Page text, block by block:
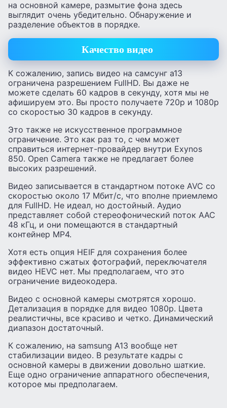
на основной камере, размытие фона здесь
выглядит очень убедительно. Обнаружение и
разделение объектов в порядке.
Качество видео
К сожалению, запись видео на самсунг а13
ограничена разрешением FullHD. Вы даже не
можете сделать 60 кадров в секунду, хотя мы не
афишируем это. Вы просто получаете 720p и 1080p
со скоростью 30 кадров в секунду.
Это также не искусственное программное
ограничение. Это как раз то, с чем может
справиться интернет-провайдер внутри Exynos
850. Open Camera также не предлагает более
высоких разрешений.
Видео записывается в стандартном потоке AVC со
скоростью около 17 Мбит/с, что вполне приемлемо
для FullHD. Не идеал, но достойный. Аудио
представляет собой стереофонический поток AAC
48 кГц, и они помещаются в стандартный
контейнер MP4.
Хотя есть опция HEIF для сохранения более
эффективно сжатых фотографий, переключателя
видео HEVC нет. Мы предполагаем, что это
ограничение видеокодера.
Видео с основной камеры смотрятся хорошо.
Детализация в порядке для видео 1080p. Цвета
реалистичны, все красиво и четко. Динамический
диапазон достаточный.
К сожалению, на samsung A13 вообще нет
стабилизации видео. В результате кадры с
основной камеры в движении довольно шаткие.
Еще одно ограничение аппаратного обеспечения,
которое мы предполагаем.